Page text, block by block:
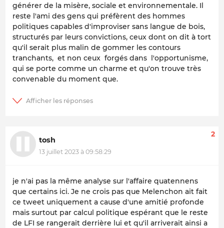
générer de la misère, sociale et environnementale. Il
reste l'ami des gens qui préfèrent des hommes
politiques capables d'improviser sans langue de bois,
structurés par leurs convictions, ceux dont on dit à tort
qu'il serait plus malin de gommer les contours
tranchants, et non ceux forgés dans l'opportunisme,
qui se porte comme un charme et qu'on trouve très
convenable du moment que.
tosh
13 juillet 2023 à 09:58:29
2
je n'ai pas la même analyse sur l'affaire quatennens
que certains ici. Je ne crois pas que Melenchon ait fait
ce tweet uniquement a cause d'une amitié profonde
mais surtout par calcul politique espérant que le reste
de LFI se rangerait derrière lui et qu'il arriverait ainsi a